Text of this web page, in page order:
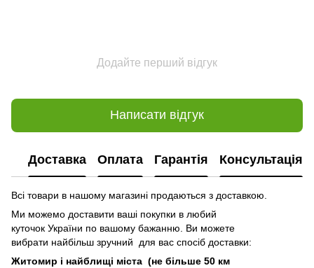
Додайте перший відгук
Написати відгук
Доставка Оплата Гарантія Консультація
Всі товари в нашому магазині продаються з доставкою.
Ми можемо доставити ваші покупки в любий
куточок України по вашому бажанню. Ви можете
вибрати найбільш зручний для вас спосіб доставки:
Житомир і найблищі міста (не більше 50 км